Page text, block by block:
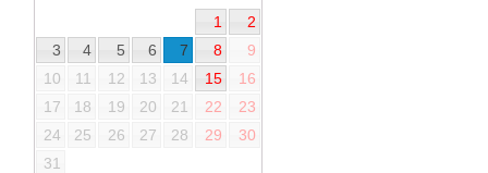
1
2
3
4 5 6 7 8
9
10
11 12 13 14 15
16
17
18 19 20 21 22
23
24
25 26 27 28 29
30
31